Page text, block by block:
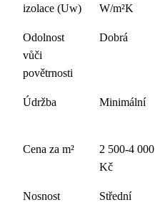
izolace (Uw)
W/m²K
Odolnost
vůči
povětrnosti
Dobrá
Údržba Minimální
Cena za m²
2 500-4 000
Kč
Nosnost Střední